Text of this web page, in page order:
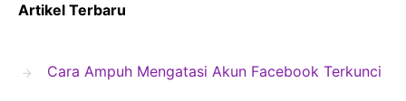
Artikel Terbaru
Cara Ampuh Mengatasi Akun Facebook Terkunci